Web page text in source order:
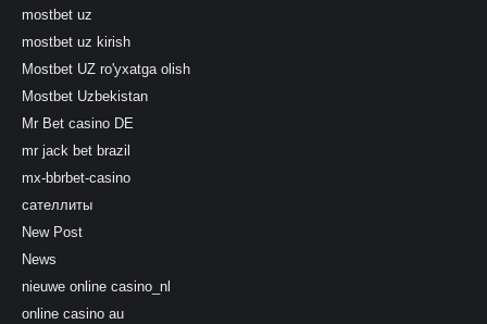
mostbet uz
mostbet uz kirish
Mostbet UZ ro'yxatga olish
Mostbet Uzbekistan
Mr Bet casino DE
mr jack bet brazil
mx-bbrbet-casino
сателлиты
New Post
News
nieuwe online casino_nl
online casino au